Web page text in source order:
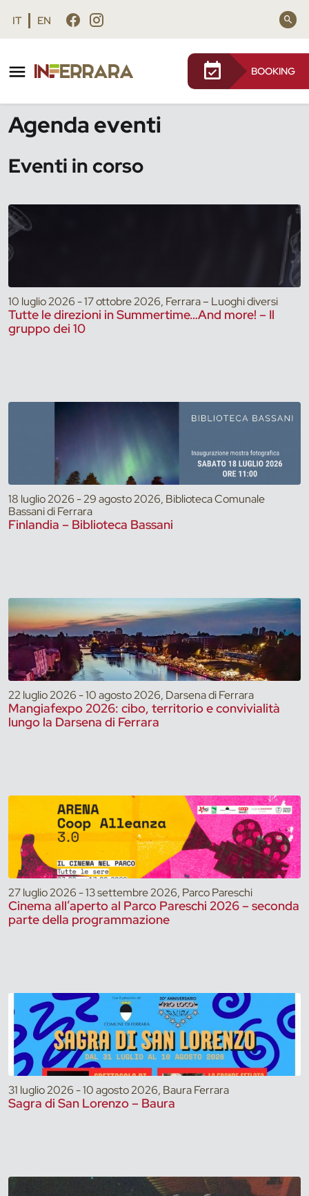
Vai al contenuto principale
Vai al footer
IT EN
BOOKING
Agenda eventi
Eventi in corso
10 luglio 2026 - 17 ottobre 2026, Ferrara – Luoghi diversi
Tutte le direzioni in Summertime…And more! – Il
gruppo dei 10
18 luglio 2026 - 29 agosto 2026, Biblioteca Comunale
Bassani di Ferrara
Finlandia – Biblioteca Bassani
22 luglio 2026 - 10 agosto 2026, Darsena di Ferrara
Mangiafexpo 2026: cibo, territorio e convivialità
lungo la Darsena di Ferrara
27 luglio 2026 - 13 settembre 2026, Parco Pareschi
Cinema all’aperto al Parco Pareschi 2026 – seconda
parte della programmazione
31 luglio 2026 - 10 agosto 2026, Baura Ferrara
Sagra di San Lorenzo – Baura